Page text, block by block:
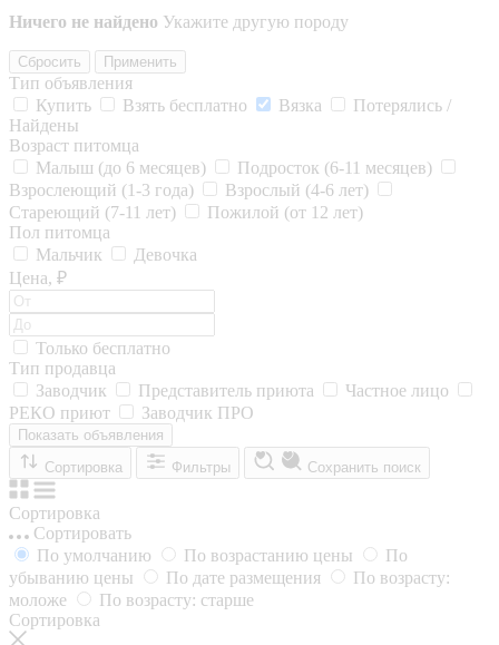
Ничего не найдено Укажите другую породу
Сбросить Применить
Тип объявления
Купить
Взять бесплатно Вязка
Потерялись /
Найдены
Возраст питомца
Малыш (до 6 месяцев)
Подросток (6-11 месяцев)
Взрослеющий (1-3 года)
Взрослый (4-6 лет)
Стареющий (7-11 лет)
Пожилой (от 12 лет)
Пол питомца
Мальчик
Девочка
Цена, ₽
Только бесплатно
Тип продавца
Заводчик
Представитель приюта
Частное лицо
РЕКО приют
Заводчик ПРО
Показать объявления
Сортировка
Фильтры Сохранить поиск
Сортировка
Сортировать
По умолчанию
По возрастанию цены
По
убыванию цены
По дате размещения
По возрасту:
моложе
По возрасту: старше
Сортировка